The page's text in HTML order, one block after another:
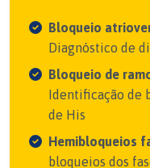
Bloqueio
Diagnóstico de
Bloqueio de
Identificação de
de His
Hemibloqueios
bloqueios dos